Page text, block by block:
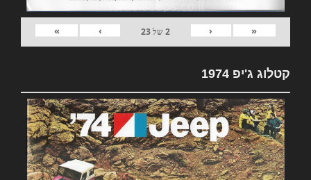
«
‹
2של23
›
»
קטלוג ג'יפ 1974